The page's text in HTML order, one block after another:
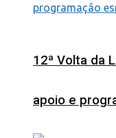
12ª Volta da
apoio e